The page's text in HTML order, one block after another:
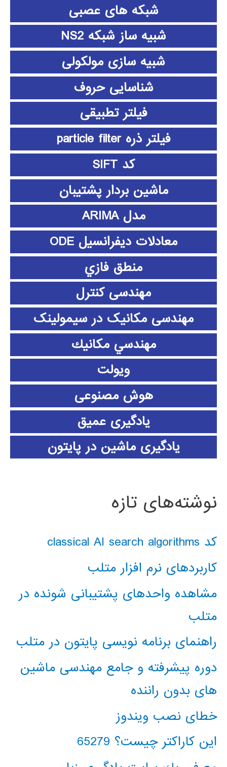
شبکه های عصبی
شبیه ساز شبکه NS2
شبیه سازی مولکولی
شناسایی حروف
فیلتر تطبیقی
فیلتر ذره particle filter
کد SIFT
ماشین بردار پشتیبان
مدل ARIMA
معادلات دیفرانسیل ODE
منطق فازي
مهندسی کنترل
مهندسی مکانیک در سیمولینک
مهندسي مكانيك
ویولت
هوش مصنوعی
یادگیری عمیق
یادگیری ماشین در پایتون
نوشته‌های تازه
کد classical AI search algorithms
کاربردهای نرم افزار متلب
مشاهده واحدهای پشتیبانی شونده در
متلب
راهنمای برنامه نویسی پایتون در متلب
دوره پیشرفته و جامع مهندسی ماشین
های بدون راننده
خطای نصب ویندوز
این کاراکتر چیست؟ 65279